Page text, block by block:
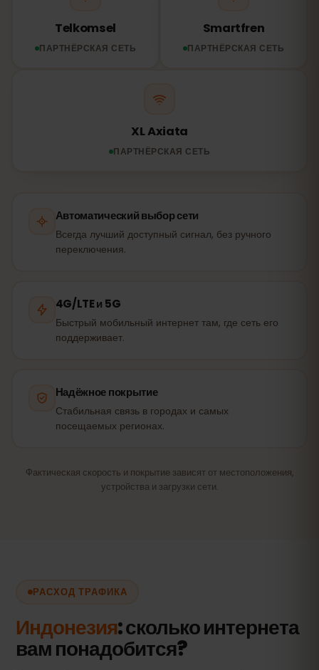
Telkomsel
ПАРТНЁРСКАЯ СЕТЬ
Smartfren
ПАРТНЁРСКАЯ СЕТЬ
XL Axiata
ПАРТНЁРСКАЯ СЕТЬ
Автоматический выбор сети
Всегда лучший доступный сигнал, без ручного
переключения.
4G/LTE и 5G
Быстрый мобильный интернет там, где сеть его
поддерживает.
Надёжное покрытие
Стабильная связь в городах и самых
посещаемых регионах.
Фактическая скорость и покрытие зависят от местоположения,
устройства и загрузки сети.
РАСХОД ТРАФИКА
Индонезия: сколько интернета
вам понадобится?